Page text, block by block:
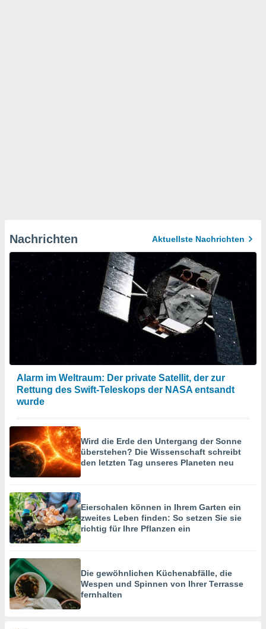
Nachrichten Aktuellste Nachrichten
Alarm im Weltraum: Der private Satellit, der zur
Rettung des Swift-Teleskops der NASA entsandt
wurde
Wird die Erde den Untergang der Sonne
überstehen? Die Wissenschaft schreibt
den letzten Tag unseres Planeten neu
Eierschalen können in Ihrem Garten ein
zweites Leben finden: So setzen Sie sie
richtig für Ihre Pflanzen ein
Die gewöhnlichen Küchenabfälle, die
Wespen und Spinnen von Ihrer Terrasse
fernhalten